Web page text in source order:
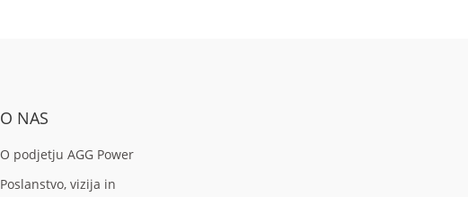
O NAS
O podjetju AGG Power
Poslanstvo, vizija in